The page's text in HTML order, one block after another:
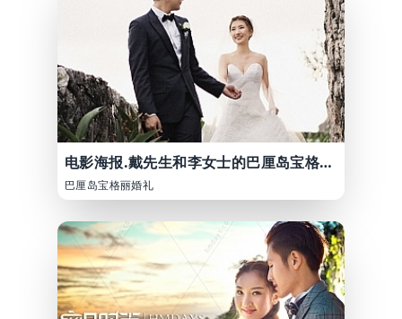
电影海报.戴先生和李女士的巴厘岛宝格丽婚礼
巴厘岛宝格丽婚礼